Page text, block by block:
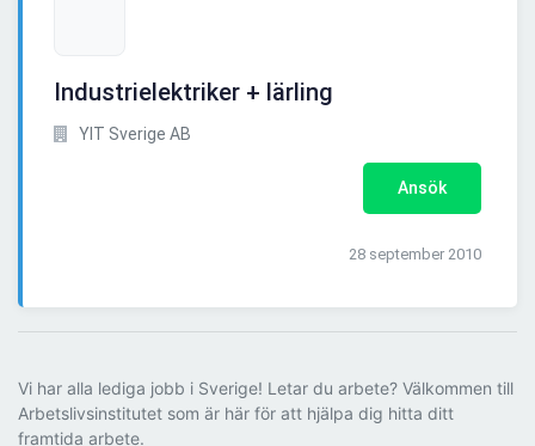
Industrielektriker + lärling
YIT Sverige AB
Ansök
28 september 2010
Vi har alla lediga jobb i Sverige! Letar du arbete? Välkommen till
Arbetslivsinstitutet som är här för att hjälpa dig hitta ditt
framtida arbete.